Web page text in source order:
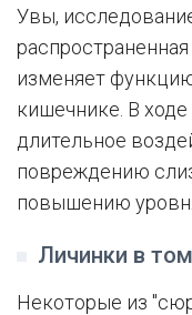
Увы,
изменяет
кишечнике. В
длительное
повреждению
повышению
Личинки в
Некоторые из